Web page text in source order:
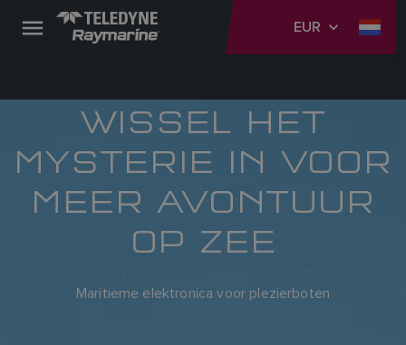
EUR
WISSEL HET
MYSTERIE IN VOOR
MEER AVONTUUR
OP ZEE
Maritieme elektronica voor plezierboten